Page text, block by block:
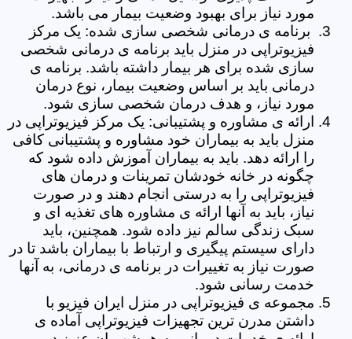
مورد نیاز برای بهبود وضعیت بیمار می باشد.
برنامه ی درمانی شخصی سازی شده: یک مرکز
فیزیوتراپی در منزل باید برنامه ی درمانی شخصی
سازی شده برای هر بیمار داشته باشد. برنامه ی
درمانی باید بر اساس وضعیت بیمار، نوع درمان
مورد نیاز، و هدف درمان شخصی سازی شود.
ارائه ی مشاوره و پشتیبانی: یک مرکز فیزیوتراپی در
منزل باید به بیماران خود مشاوره و پشتیبانی کافی
را ارائه دهد. باید به بیماران آموزش داده شود که
چگونه در خانه خودشان تمرینات و درمان های
فیزیوتراپی را به درستی انجام دهند و در صورت
نیاز، باید به آنها ارائه ی مشاوره های تغذیه ای و
سبک زندگی سالم نیز داده شود. همچنین، باید
دارای سیستم پیگیری و ارتباط با بیماران باشد تا در
صورت نیاز به تغییرات در برنامه ی درمانی، به آنها
خدمت رسانی شود.
مجموعه ی فیزیوتراپی در منزل ایران فیزیو با
داشتن مدرن ترین تجهیزات فیزیوتراپی آماده ی